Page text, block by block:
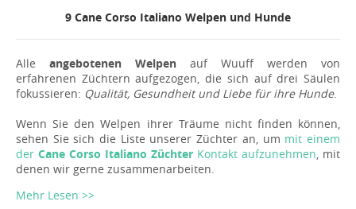
9 Cane Corso Italiano Welpen und Hunde
Alle angebotenen Welpen auf Wuuff werden von
erfahrenen Züchtern aufgezogen, die sich auf drei Säulen
fokussieren: Qualität, Gesundheit und Liebe für ihre Hunde.
Wenn Sie den Welpen ihrer Träume nicht finden können,
sehen Sie sich die Liste unserer Züchter an, um mit einem
der Cane Corso Italiano Züchter Kontakt aufzunehmen, mit
denen wir gerne zusammenarbeiten.
Mehr Lesen >>